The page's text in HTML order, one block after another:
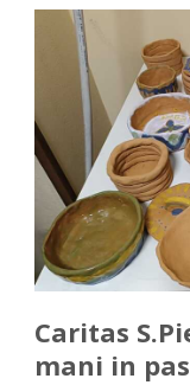
Caritas
mani in